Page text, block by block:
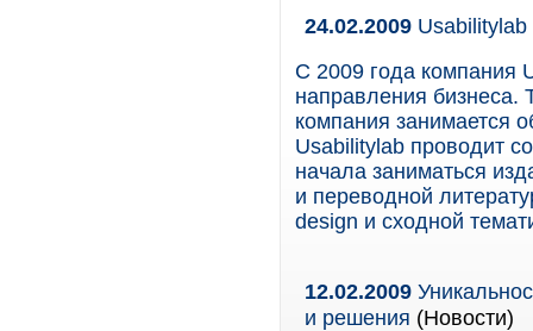
24.02.2009
С 2009 года компания
направления бизнеса.
компания занимается
Usabilitylab проводит
начала заниматься
и переводной
design и сходной
12.02.2009
и решения (Новости)